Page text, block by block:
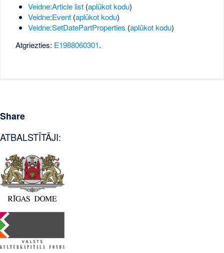
Veidne:Article list(aplūkot kodu)
Veidne:Event(aplūkot kodu)
Veidne:SetDatePartProperties (aplūkot kodu)
Atgriezties: E1988060301.
Share
ATBALSTĪTĀJI: